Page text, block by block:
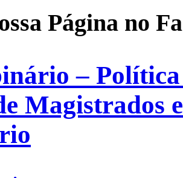
Página no
–
Magistrados